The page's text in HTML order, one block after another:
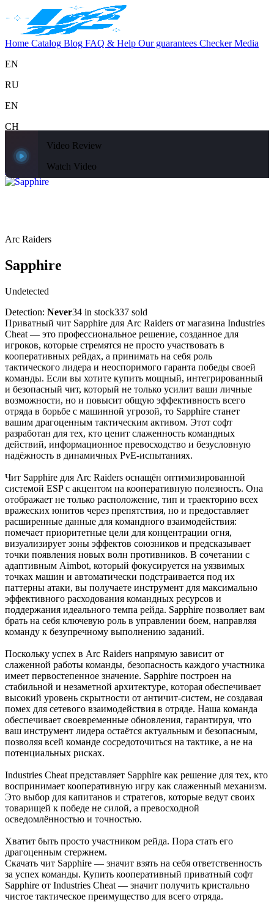
Home Catalog Blog FAQ & Help Our guarantees Checker Media
EN
RU
EN
CH
Support
Home
Home
CatalogArc Raiders
Video Review
Watch Video
Arc Raiders
Sapphire
Undetected
Detection: Never34 in stock337 sold
Приватный чит Sapphire для Arc Raiders от магазина Industries
Cheat — это профессиональное решение, созданное для
игроков, которые стремятся не просто участвовать в
кооперативных рейдах, а принимать на себя роль
тактического лидера и неоспоримого гаранта победы своей
команды. Если вы хотите купить мощный, интегрированный
и безопасный чит, который не только усилит ваши личные
возможности, но и повысит общую эффективность всего
отряда в борьбе с машинной угрозой, то Sapphire станет
вашим драгоценным тактическим активом. Этот софт
разработан для тех, кто ценит слаженность командных
действий, информационное превосходство и безусловную
надёжность в динамичных PvE-испытаниях.
Чит Sapphire для Arc Raiders оснащён оптимизированной
системой ESP с акцентом на кооперативную полезность. Она
отображает не только расположение, тип и траекторию всех
вражеских юнитов через препятствия, но и предоставляет
расширенные данные для командного взаимодействия:
помечает приоритетные цели для концентрации огня,
визуализирует зоны эффектов союзников и предсказывает
точки появления новых волн противников. В сочетании с
адаптивным Aimbot, который фокусируется на уязвимых
точках машин и автоматически подстраивается под их
паттерны атаки, вы получаете инструмент для максимально
эффективного расходования командных ресурсов и
поддержания идеального темпа рейда. Sapphire позволяет вам
брать на себя ключевую роль в управлении боем, направляя
команду к безупречному выполнению заданий.
Поскольку успех в Arc Raiders напрямую зависит от
слаженной работы команды, безопасность каждого участника
имеет первостепенное значение. Sapphire построен на
стабильной и незаметной архитектуре, которая обеспечивает
высокий уровень скрытности от античит-систем, не создавая
помех для сетевого взаимодействия в отряде. Наша команда
обеспечивает своевременные обновления, гарантируя, что
ваш инструмент лидера остаётся актуальным и безопасным,
позволяя всей команде сосредоточиться на тактике, а не на
потенциальных рисках.
Industries Cheat представляет Sapphire как решение для тех, кто
воспринимает кооперативную игру как слаженный механизм.
Это выбор для капитанов и стратегов, которые ведут своих
товарищей к победе не силой, а превосходной
осведомлённостью и точностью.
Хватит быть просто участником рейда. Пора стать его
драгоценным стержнем.
Скачать чит Sapphire — значит взять на себя ответственность
за успех команды. Купить кооперативный приватный софт
Sapphire от Industries Cheat — значит получить кристально
чистое тактическое преимущество для всего отряда.